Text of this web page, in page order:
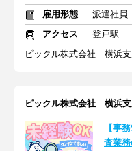
雇用形態
派遣社員
アクセス
登戸駅
ピックル株式会社 横浜
ピックル株式会社 横浜
【事
査業